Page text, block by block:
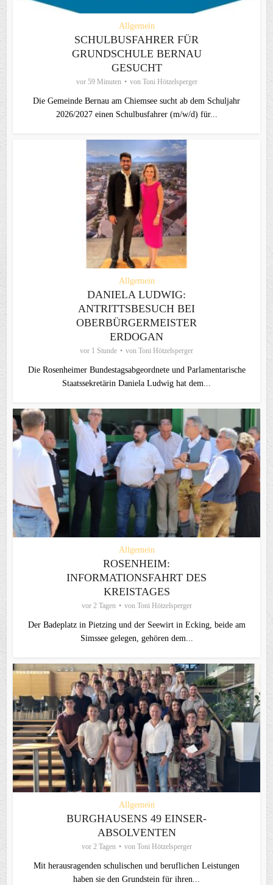
Allgemein
SCHULBUSFAHRER FÜR
GRUNDSCHULE BERNAU
GESUCHT
vor 59 Minuten von Toni Hötzelsperger
Die Gemeinde Bernau am Chiemsee sucht ab dem Schuljahr
2026/2027 einen Schulbusfahrer (m/w/d) für...
Allgemein
DANIELA LUDWIG:
ANTRITTSBESUCH BEI
OBERBÜRGERMEISTER
ERDOGAN
vor 1 Stunde von Toni Hötzelsperger
Die Rosenheimer Bundestagsabgeordnete und Parlamentarische
Staatssekretärin Daniela Ludwig hat dem...
Allgemein
ROSENHEIM:
INFORMATIONSFAHRT DES
KREISTAGES
vor 2 Tagen von Toni Hötzelsperger
Der Badeplatz in Pietzing und der Seewirt in Ecking, beide am
Simssee gelegen, gehören dem...
Allgemein
BURGHAUSENS 49 EINSER-
ABSOLVENTEN
vor 2 Tagen von Toni Hötzelsperger
Mit herausragenden schulischen und beruflichen Leistungen
haben sie den Grundstein für ihren...